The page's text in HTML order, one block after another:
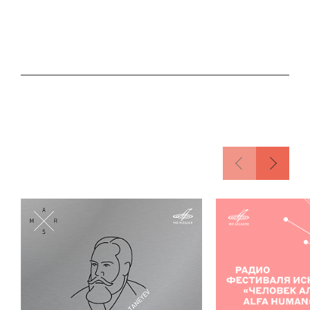
тянет долгую ноту, пока не кончается. Все
очень наглядно — вместе со смычком
кончается жизнь. Но ее можно прожить
заново, если послушать диск Александра
Рамма. В записи его виолончель звучит так
же богато, как в консерваторском зале
— благодаря искусству звукорежиссера
Михаила Спасского. На обложку
виолончелиста сфотографировал его друг